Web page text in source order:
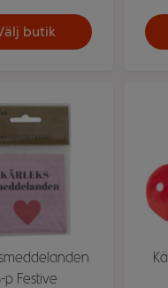
butik
p Festive